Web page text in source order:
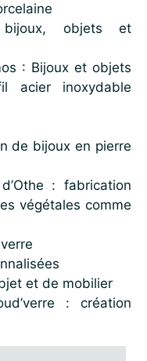
objets et
: Bijoux et objets
inoxydable
de bijoux en pierre
: fabrication
végétales comme
et de mobilier
: création